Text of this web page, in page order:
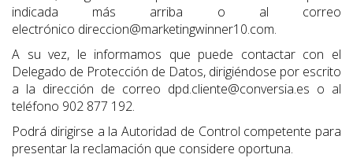
indicada más arriba o al correo
electrónico direccion@marketingwinner10.com.
A su vez, le informamos que puede contactar con el
Delegado de Protección de Datos, dirigiéndose por escrito
a la dirección de correo dpd.cliente@conversia.es o al
teléfono 902 877 192.
Podrá dirigirse a la Autoridad de Control competente para
presentar la reclamación que considere oportuna.